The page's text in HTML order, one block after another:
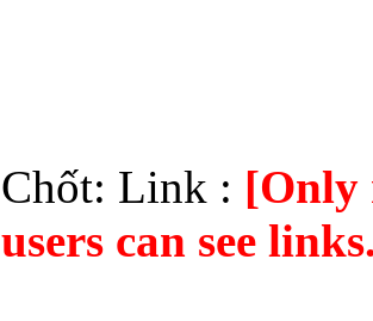
Chốt: Link : [Only
users can see